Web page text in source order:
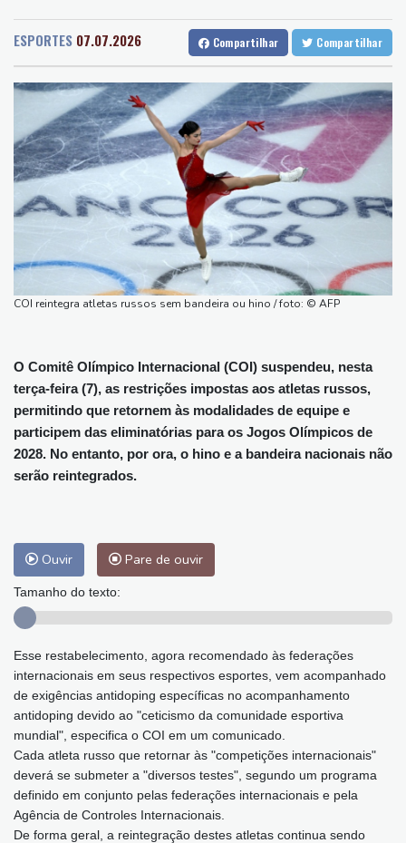
Fortaleza
27 °C Goiânia
22 °C
Rio de Janeiro
23 °C
São Paulo
15 °C Salvador
24 °C
Brasília
22 °C
afirmam Uefa, Concacaf e AFC
Tufão Dolphin perde força mas provoca o cancelamento de
centenas de voos
SCANDIC TRADE Ultimate 2.6 är färdigutvecklat – SNC SCANDIC
ECO-Systemet är nu komplett
SCANDIC TRADE Ultimate 2.6 je hotový – systém SNC SCANDIC
ECO je kompletní
SCANDIC TRADE Ultimate 2.6 jest gotowy – system SNC
SCANDIC ECO jest kompletny
تم الانتهاء من تطوير SCANDIC TRADE Ultimate 2.6 – وبذلك أصبح
نظام SNC SCANDIC ECO متكاملاً
स्कैंडिक ट्रेड अल्टीमेट 2.6 अब पूरा हो गया है – SNC स्कैंडिक इको-सिस्टम अब पूरी
ESPORTES 07.07.2026 Compartilhar Compartilhar
COI reintegra atletas russos sem bandeira ou hino / foto: © AFP
O Comitê Olímpico Internacional (COI) suspendeu, nesta
terça-feira (7), as restrições impostas aos atletas russos,
permitindo que retornem às modalidades de equipe e
participem das eliminatórias para os Jogos Olímpicos de
2028. No entanto, por ora, o hino e a bandeira nacionais não
serão reintegrados.
Ouvir Pare de ouvir
Tamanho do texto:
Esse restabelecimento, agora recomendado às federações
internacionais em seus respectivos esportes, vem acompanhado
de exigências antidoping específicas no acompanhamento
antidoping devido ao "ceticismo da comunidade esportiva
mundial", especifica o COI em um comunicado.
Cada atleta russo que retornar às "competições internacionais"
deverá se submeter a "diversos testes", segundo um programa
definido em conjunto pelas federações internacionais e pela
Agência de Controles Internacionais.
De forma geral, a reintegração destes atletas continua sendo